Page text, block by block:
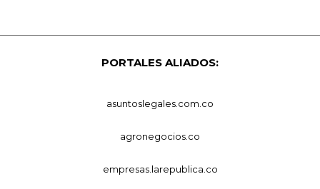
PORTALES ALIADOS:
asuntoslegales.com.co
agronegocios.co
empresas.larepublica.co